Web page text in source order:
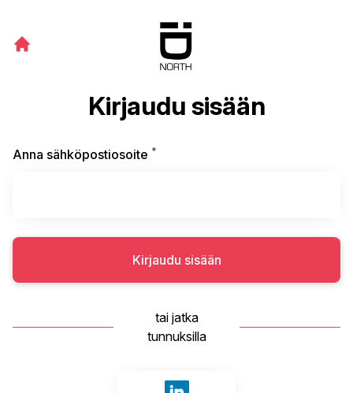
Kirjaudu sisään
Anna sähköpostiosoite *
Kirjaudu sisään
tai jatka
tunnuksilla